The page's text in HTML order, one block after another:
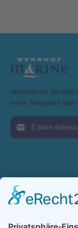
Abonnieren Sie den
keine Neuigkeit oder
E-Mail-Adresse*
Service-Hotline